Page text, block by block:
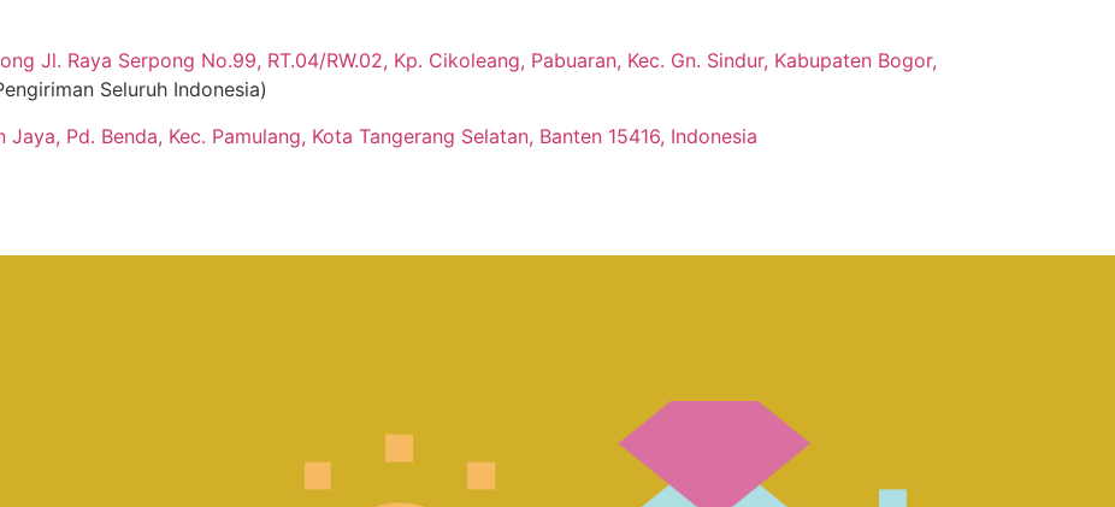
Jl. Raya Serpong No.99, RT.04/RW.02, Kp. Cikoleang, Pabuaran, Kec. Gn. Sindur, Kabupaten Bogor,
Seluruh Indonesia)
Pd. Benda, Kec. Pamulang, Kota Tangerang Selatan, Banten 15416, Indonesia